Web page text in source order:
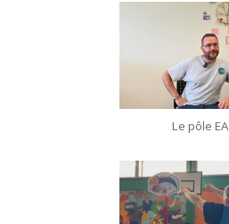
Le pôle EA